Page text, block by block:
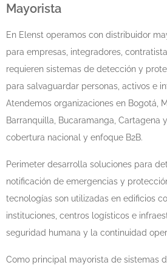
Mayorista
En Elenst operamos con distribuidor
para empresas, integradores,
requieren sistemas de detección y
para salvaguardar personas, activos e
Atendemos organizaciones en Bogotá,
Barranquilla, Bucaramanga, Cartagena
cobertura nacional y enfoque B2B.
Perimeter desarrolla soluciones para
notificación de emergencias y
tecnologías son utilizadas en edificios
instituciones, centros logísticos e
seguridad humana y la continuidad
Como principal mayorista de sistemas